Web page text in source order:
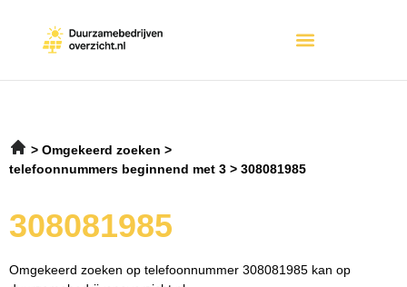
Omgekeerd zoeken
telefoonnummers beginnend met 3
308081985
308081985
Omgekeerd zoeken op telefoonnummer 308081985 kan op